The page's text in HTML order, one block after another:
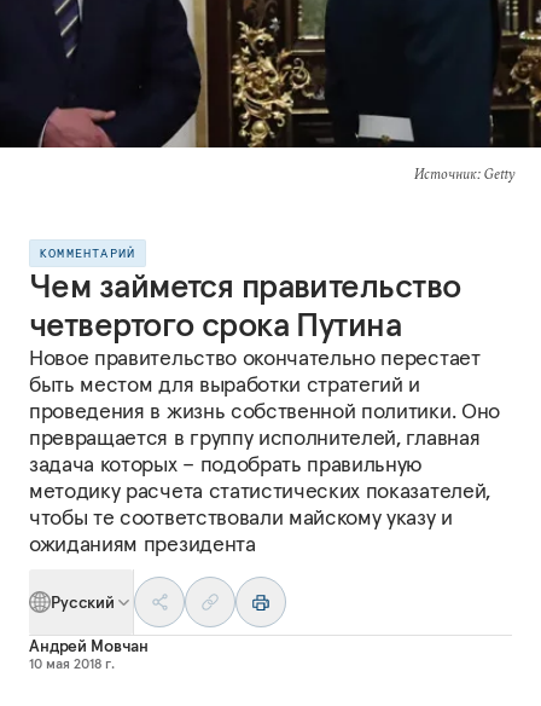
Источник: Getty
КОММЕНТАРИЙ
Чем займется правительство
четвертого срока Путина
Новое правительство окончательно перестает
быть местом для выработки стратегий и
проведения в жизнь собственной политики. Оно
превращается в группу исполнителей, главная
задача которых – подобрать правильную
методику расчета статистических показателей,
чтобы те соответствовали майскому указу и
ожиданиям президента
Русский
Андрей Мовчан
10 мая 2018 г.